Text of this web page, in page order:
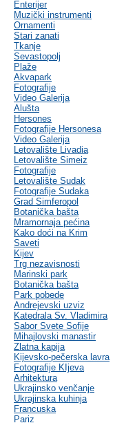
Enterijer
Muzički instrumenti
Ornamenti
Stari zanati
Tkanje
Sevastopolj
Plaže
Akvapark
Fotografije
Video Galerija
Alušta
Hersones
Fotografije Hersonesa
Video Galerija
Letovalište Livadia
Letovalište Simeiz
Fotografije
Letovalište Sudak
Fotografije Sudaka
Grad Simferopol
Botanička bašta
Mramornaja pećina
Kako doći na Krim
Saveti
Kijev
Trg nezavisnosti
Marinski park
Botanička bašta
Park pobede
Andrejevski uzviz
Katedrala Sv. Vladimira
Sabor Svete Sofije
Mihajlovski manastir
Zlatna kapija
Kijevsko-pečerska lavra
Fotografije KIjeva
Arhitektura
Ukrajinsko venčanje
Ukrajinska kuhinja
Francuska
Pariz